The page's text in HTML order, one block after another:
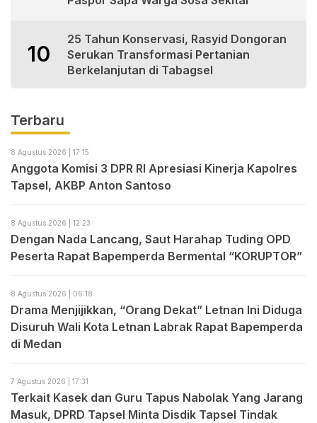
10
25 Tahun Konservasi, Rasyid Dongoran
Serukan Transformasi Pertanian
Berkelanjutan di Tabagsel
Terbaru
8 Agustus 2026 | 17:15
Anggota Komisi 3 DPR RI Apresiasi Kinerja Kapolres
Tapsel, AKBP Anton Santoso
8 Agustus 2026 | 12:23
Dengan Nada Lancang, Saut Harahap Tuding OPD
Peserta Rapat Bapemperda Bermental “KORUPTOR”
8 Agustus 2026 | 06:18
Drama Menjijikkan, “Orang Dekat” Letnan Ini Diduga
Disuruh Wali Kota Letnan Labrak Rapat Bapemperda
di Medan
7 Agustus 2026 | 17:31
Terkait Kasek dan Guru Tapus Nabolak Yang Jarang
Masuk, DPRD Tapsel Minta Disdik Tapsel Tindak